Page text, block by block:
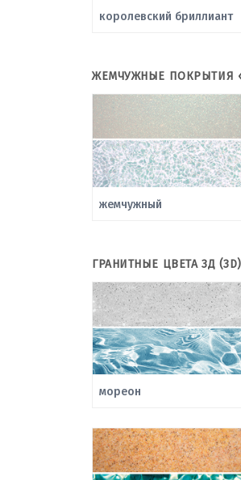
королевский бриллиант
ЖЕМЧУЖНЫЕ ПОКРЫТИЯ
жемчужный
ГРАНИТНЫЕ ЦВЕТА 3Д (3D)
мореон